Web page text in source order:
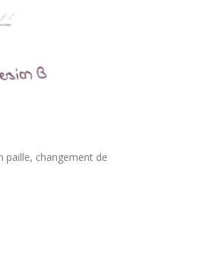
paille, changement de